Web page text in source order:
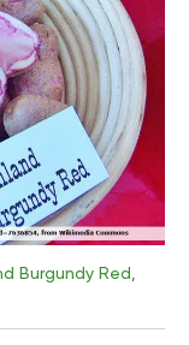
Burgundy Red